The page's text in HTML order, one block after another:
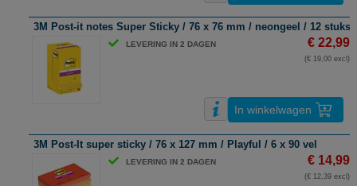
3M Post-it notes Super Sticky / 76 x 76 mm / neongeel / 12 stuks
LEVERING IN 2 DAGEN € 22,99
(€ 19,00 excl)
In winkelwagen
3M Post-It super sticky / 76 x 127 mm / Playful / 6 x 90 vel
LEVERING IN 2 DAGEN € 14,99
(€ 12,39 excl)